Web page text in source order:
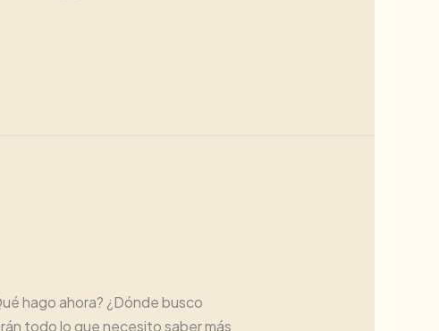
hago ahora? ¿Dónde busco
todo lo que necesito saber más